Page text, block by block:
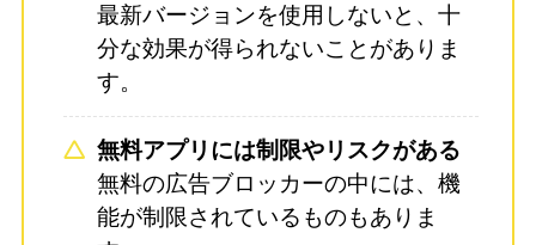
最新バージョンを使用しないと、十
分な効果が得られないことがありま
す。
無料アプリには制限やリスクがある
無料の広告ブロッカーの中には、機
能が制限されているものもありま